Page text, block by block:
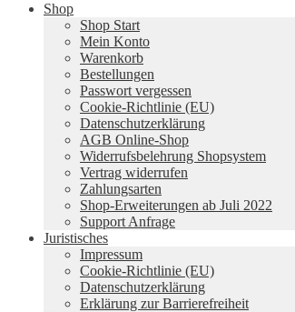
Shop
Shop Start
Mein Konto
Warenkorb
Bestellungen
Passwort vergessen
Cookie-Richtlinie (EU)
Datenschutzerklärung
AGB Online-Shop
Widerrufsbelehrung Shopsystem
Vertrag widerrufen
Zahlungsarten
Shop-Erweiterungen ab Juli 2022
Support Anfrage
Juristisches
Impressum
Cookie-Richtlinie (EU)
Datenschutzerklärung
Erklärung zur Barrierefreiheit